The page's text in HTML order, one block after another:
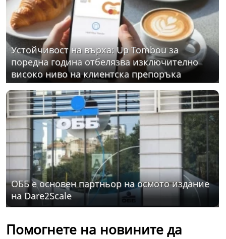
Устойчивост на върха: Up Tombou за
поредна година отбелязва изключително
високо ниво на клиентска препоръка
ОББ е основен партньор на осмото издание
на Dare2Scale
Помогнете на новините да